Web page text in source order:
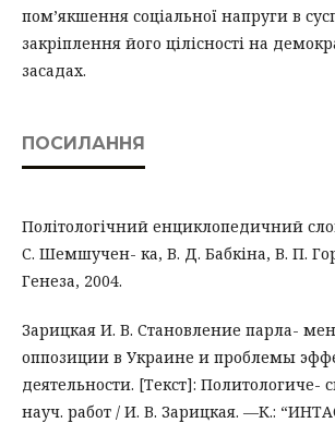
пом’якшення соціальної напруги в
закріплення його цілісності на
засадах.
ПОСИЛАННЯ
Політологічний енциклопедичний
С. Шемшучен- ка, В. Д. Бабкіна, В. П.
Генеза, 2004.
Зарицкая И. В. Становление парла-
оппозиции в Украине и проблемы
деятельности. [Текст]: Политологиче-
науч. работ / И. В. Зарицкая. —К.: